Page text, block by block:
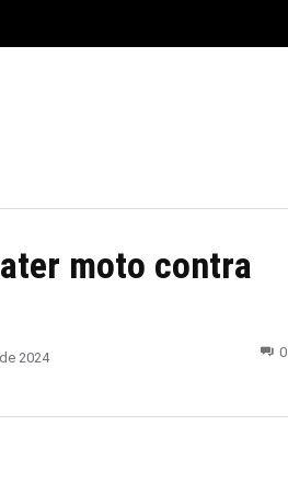
moto contra
2024 0